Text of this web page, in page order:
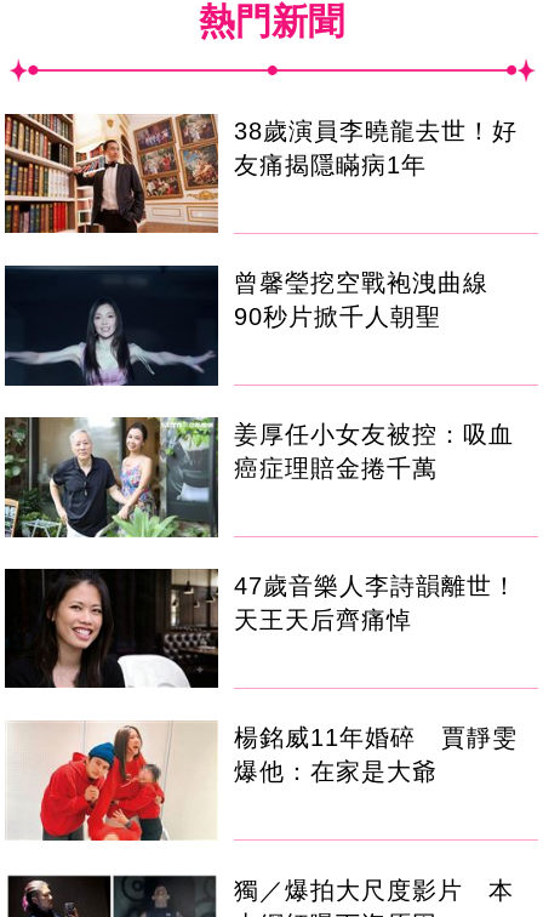
熱門新聞
38歲演員李曉龍去世！好
友痛揭隱瞞病1年
曾馨瑩挖空戰袍洩曲線
90秒片掀千人朝聖
姜厚任小女友被控：吸血
癌症理賠金捲千萬
47歲音樂人李詩韻離世！
天王天后齊痛悼
楊銘威11年婚碎 賈靜雯
爆他：在家是大爺
獨／爆拍大尺度影片 本